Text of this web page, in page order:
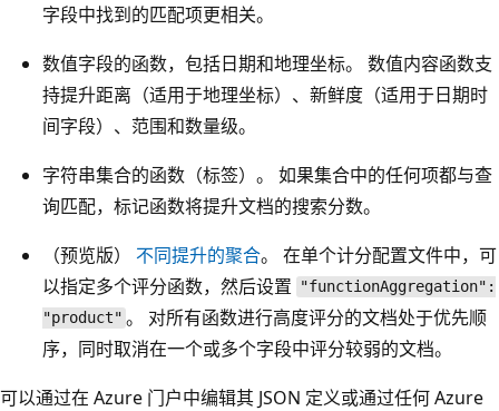
字段中找到的匹配项更相关。
数值字段的函数，包括日期和地理坐标。 数值内容函数支
持提升距离（适用于地理坐标）、新鲜度（适用于日期时
间字段）、范围和数量级。
字符串集合的函数（标签）。 如果集合中的任何项都与查
询匹配，标记函数将提升文档的搜索分数。
（预览版） 不同提升的聚合。 在单个计分配置文件中，可
以指定多个评分函数，然后设置
"functionAggregation":
"product" 。 对所有函数进行高度评分的文档处于优先顺
序，同时取消在一个或多个字段中评分较弱的文档。
可以通过在 Azure 门户中编辑其 JSON 定义或通过任何 Azure